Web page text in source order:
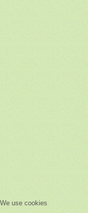
We use cookies